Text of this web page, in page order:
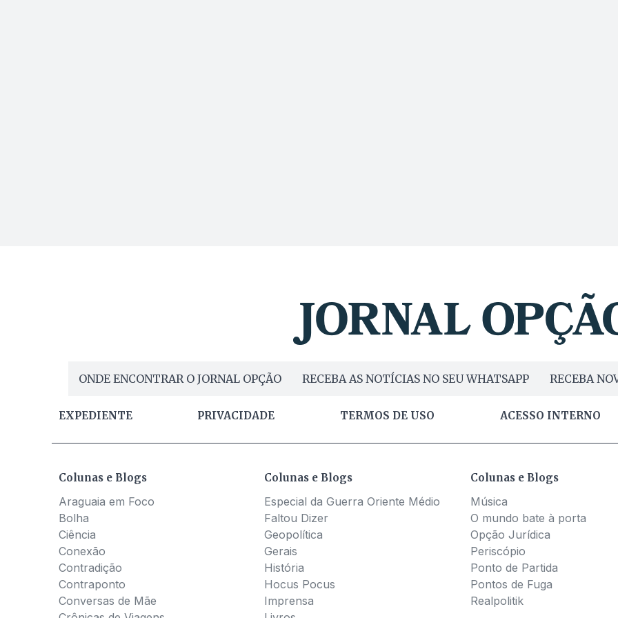
ONDE ENCONTRAR O JORNAL OPÇÃO RECEBA AS NOTÍCIAS NO SEU WHATSAPP RECEBA
EXPEDIENTE PRIVACIDADE TERMOS DE USO ACESSO INTERNO
Colunas e Blogs
Araguaia em Foco
Bolha
Ciência
Conexão
Contradição
Contraponto
Conversas de Mãe
Colunas e Blogs
Especial da Guerra Oriente Médio
Faltou Dizer
Geopolítica
Gerais
História
Hocus Pocus
Imprensa
Colunas e Blogs
Música
O mundo bate à porta
Opção Jurídica
Periscópio
Ponto de Partida
Pontos de Fuga
Realpolitik